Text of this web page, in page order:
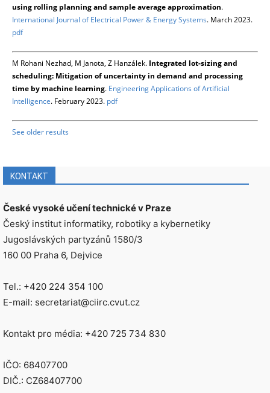
using rolling planning and sample average approximation.
International Journal of Electrical Power & Energy Systems. March 2023.
pdf
M Rohani Nezhad, M Janota, Z Hanzálek. Integrated lot-sizing and
scheduling: Mitigation of uncertainty in demand and processing
time by machine learning. Engineering Applications of Artificial
Intelligence. February 2023. pdf
See older results
KONTAKT
České vysoké učení technické v Praze
Český institut informatiky, robotiky a kybernetiky
Jugoslávských partyzánů 1580/3
160 00 Praha 6, Dejvice
Tel.: +420 224 354 100
E-mail: secretariat@ciirc.cvut.cz
Kontakt pro média: +420 725 734 830
IČO: 68407700
DIČ.: CZ68407700